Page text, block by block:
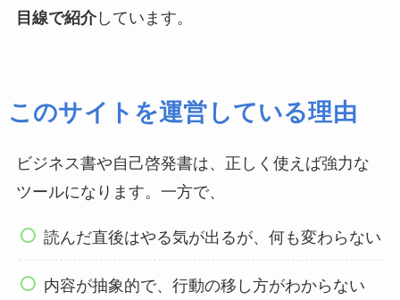
目線で紹介しています。
このサイトを運営している理由
ビジネス書や自己啓発書は、正しく使えば強力な
ツールになります。一方で、
読んだ直後はやる気が出るが、何も変わらない
内容が抽象的で、行動の移し方がわからない